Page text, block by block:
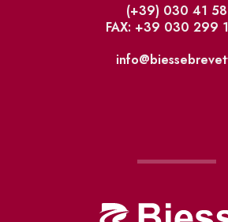
(+39) 030 41
FAX: +39 030 299